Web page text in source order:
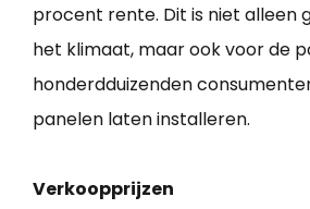
procent rente. Dit is niet alleen
het klimaat, maar ook voor de
honderdduizenden
panelen laten installeren.
Verkoopprijzen